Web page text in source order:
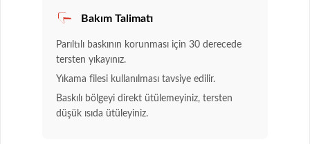
Bakım Talimatı
Parıltılı baskının korunması için 30 derecede
tersten yıkayınız.
Yıkama filesi kullanılması tavsiye edilir.
Baskılı bölgeyi direkt ütülemeyiniz, tersten
düşük ısıda ütüleyiniz.